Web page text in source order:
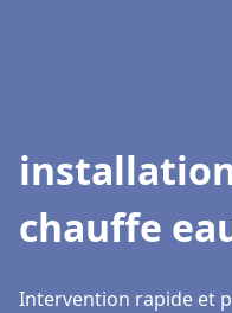
chauffe
Intervention rapide et